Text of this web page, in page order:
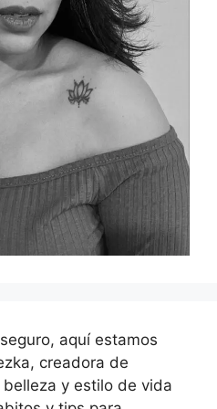
aquí estamos
creadora de
y estilo de vida